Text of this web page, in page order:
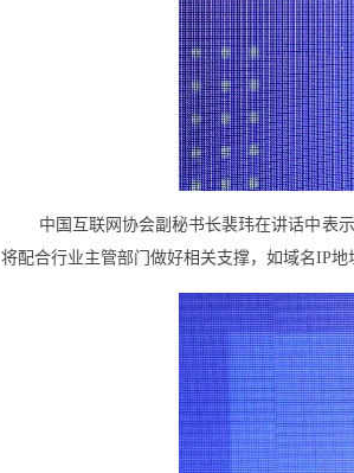
中国互联网协会副秘书长裴玮在讲话中表
将配合行业主管部门做好相关支撑，如域名IP